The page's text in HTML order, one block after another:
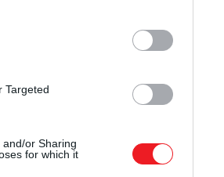
Targeted
or Sharing
for which it